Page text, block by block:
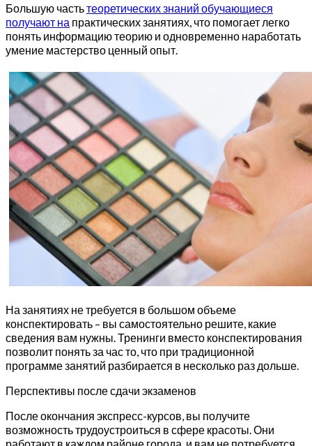
Большую частьтеоретических знаний обучающиеся
получают на практических занятиях, что помогает легко
понять информацию теорию и одновременно наработать
умение мастерство ценный опыт.
На занятиях не требуется в большом объеме
конспектировать – вы самостоятельно решите, какие
сведения вам нужны. Тренинги вместо конспектирования
позволит понять за час то, что при традиционной
программе занятий разбирается в несколько раз дольше.
Перспективы после сдачи экзаменов
После окончания экспресс-курсов, вы получите
возможность трудоустроиться в сфере красоты. Они